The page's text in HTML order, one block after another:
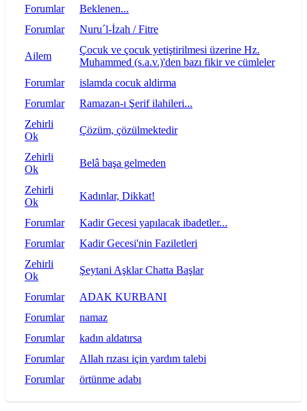
Forumlar
Beklenen...
Forumlar
Nuru´l-İzah / Fitre
Ailem
Çocuk ve çocuk yetiştirilmesi üzerine Hz.
Muhammed (s.a.v.)'den bazı fikir ve cümleler
Forumlar
islamda cocuk aldirma
Forumlar
Ramazan-ı Şerif ilahileri...
Zehirli
Ok
Çözüm, çözülmektedir
Zehirli
Ok
Belâ başa gelmeden
Zehirli
Ok
Kadınlar, Dikkat!
Forumlar
Kadir Gecesi yapılacak ibadetler...
Forumlar
Kadir Gecesi'nin Faziletleri
Zehirli
Ok
Şeytani Aşklar Chatta Başlar
Forumlar
ADAK KURBANI
Forumlar
namaz
Forumlar
kadın aldatırsa
Forumlar
Allah rızası için yardım talebi
Forumlar
örtünme adabı